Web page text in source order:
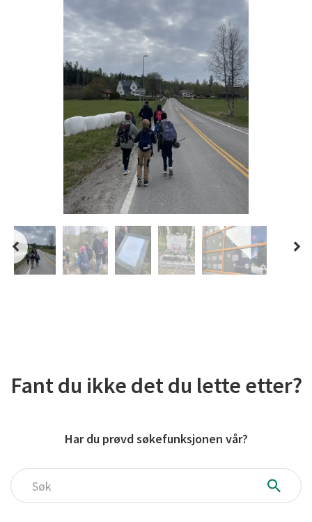
Fant du ikke det du lette etter?
Har du prøvd søkefunksjonen vår?
Søk